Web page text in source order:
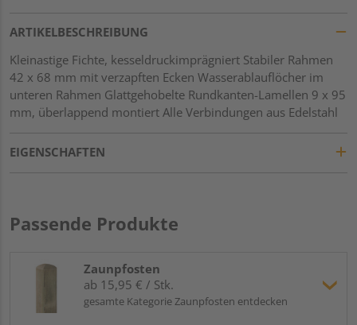
ARTIKELBESCHREIBUNG
Kleinastige Fichte, kesseldruckimprägniert Stabiler Rahmen
42 x 68 mm mit verzapften Ecken Wasserablauflöcher im
unteren Rahmen Glattgehobelte Rundkanten-Lamellen 9 x 95
mm, überlappend montiert Alle Verbindungen aus Edelstahl
EIGENSCHAFTEN
Passende Produkte
Zaunpfosten
ab 15,95 € / Stk.
gesamte Kategorie Zaunpfosten entdecken